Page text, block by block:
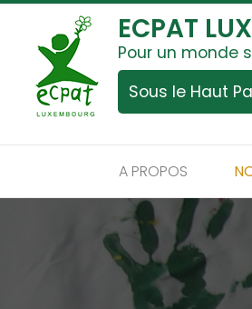
ECPAT
Pour un monde
Sous le Haut
A PROPOS